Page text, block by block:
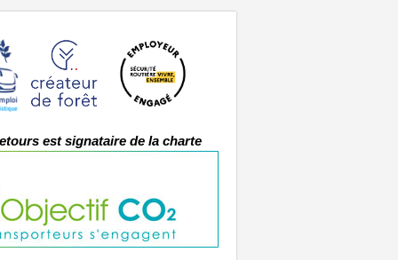
est signataire de la charte
Personnalisez vos préférences pour